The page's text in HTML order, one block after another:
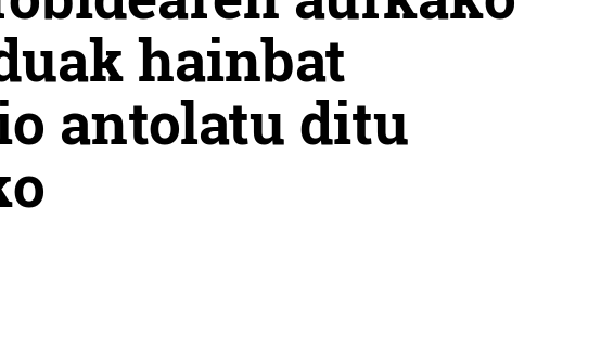
hainbat
antolatu ditu